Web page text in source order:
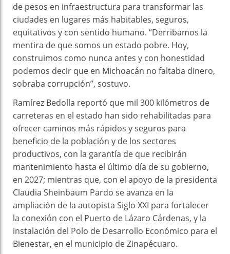
de pesos en infraestructura para transformar las
ciudades en lugares más habitables, seguros,
equitativos y con sentido humano. “Derribamos la
mentira de que somos un estado pobre. Hoy,
construimos como nunca antes y con honestidad
podemos decir que en Michoacán no faltaba dinero,
sobraba corrupción”, sostuvo.
Ramírez Bedolla reportó que mil 300 kilómetros de
carreteras en el estado han sido rehabilitadas para
ofrecer caminos más rápidos y seguros para
beneficio de la población y de los sectores
productivos, con la garantía de que recibirán
mantenimiento hasta el último día de su gobierno,
en 2027; mientras que, con el apoyo de la presidenta
Claudia Sheinbaum Pardo se avanza en la
ampliación de la autopista Siglo XXI para fortalecer
la conexión con el Puerto de Lázaro Cárdenas, y la
instalación del Polo de Desarrollo Económico para el
Bienestar, en el municipio de Zinapécuaro.